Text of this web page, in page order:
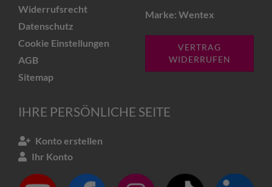
Widerrufsrecht
Datenschutz
Cookie Einstellungen
AGB
Sitemap
Marke: Wentex
VERTRAG
WIDERRUFEN
IHRE PERSÖNLICHE SEITE
Konto erstellen
Ihr Konto